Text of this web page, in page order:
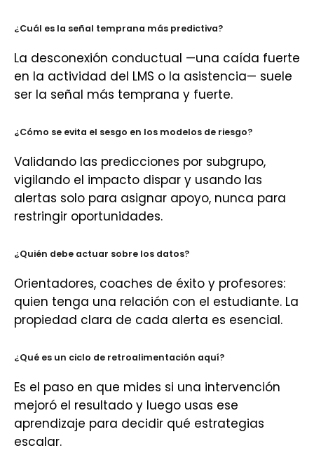
¿Cuál es la señal temprana más predictiva?
La desconexión conductual —una caída fuerte
en la actividad del LMS o la asistencia— suele
ser la señal más temprana y fuerte.
¿Cómo se evita el sesgo en los modelos de riesgo?
Validando las predicciones por subgrupo,
vigilando el impacto dispar y usando las
alertas solo para asignar apoyo, nunca para
restringir oportunidades.
¿Quién debe actuar sobre los datos?
Orientadores, coaches de éxito y profesores:
quien tenga una relación con el estudiante. La
propiedad clara de cada alerta es esencial.
¿Qué es un ciclo de retroalimentación aquí?
Es el paso en que mides si una intervención
mejoró el resultado y luego usas ese
aprendizaje para decidir qué estrategias
escalar.